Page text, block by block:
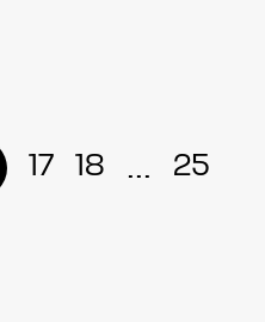
17 18 ... 25